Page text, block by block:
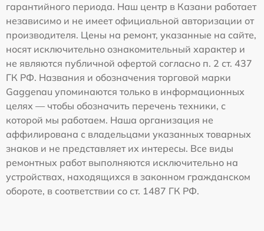
гарантийного периода. Наш центр в Казани работает
независимо и не имеет официальной авторизации от
производителя. Цены на ремонт, указанные на сайте,
носят исключительно ознакомительный характер и
не являются публичной офертой согласно п. 2 ст. 437
ГК РФ. Названия и обозначения торговой марки
Gaggenau упоминаются только в информационных
целях — чтобы обозначить перечень техники, с
которой мы работаем. Наша организация не
аффилирована с владельцами указанных товарных
знаков и не представляет их интересы. Все виды
ремонтных работ выполняются исключительно на
устройствах, находящихся в законном гражданском
обороте, в соответствии со ст. 1487 ГК РФ.